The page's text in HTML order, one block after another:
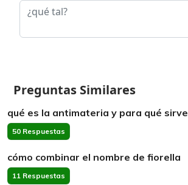
Preguntas Similares
qué es la antimateria y para qué sirve
50 Respuestas
cómo combinar el nombre de fiorella
11 Respuestas